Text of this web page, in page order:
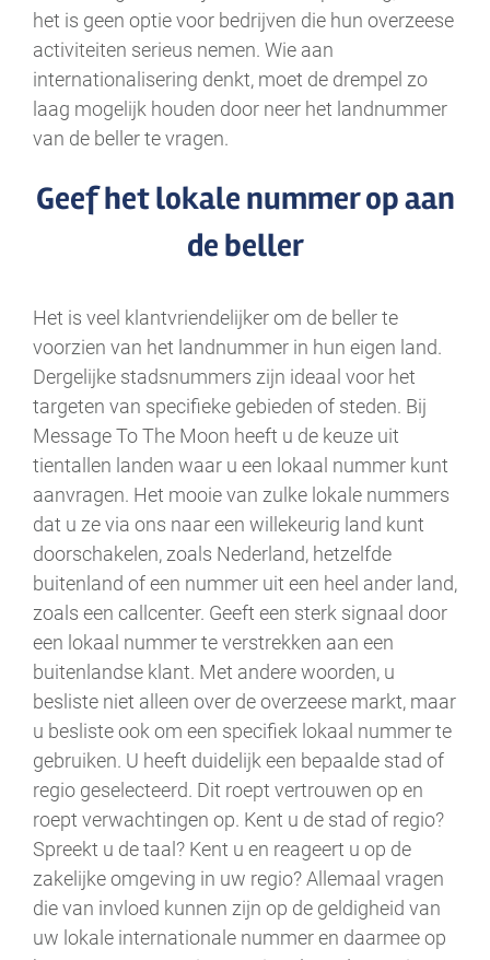
het is geen optie voor bedrijven die hun overzeese
activiteiten serieus nemen. Wie aan
internationalisering denkt, moet de drempel zo
laag mogelijk houden door neer het landnummer
van de beller te vragen.
Geef het lokale nummer op aan
de beller
Het is veel klantvriendelijker om de beller te
voorzien van het landnummer in hun eigen land.
Dergelijke stadsnummers zijn ideaal voor het
targeten van specifieke gebieden of steden. Bij
Message To The Moon heeft u de keuze uit
tientallen landen waar u een lokaal nummer kunt
aanvragen. Het mooie van zulke lokale nummers
dat u ze via ons naar een willekeurig land kunt
doorschakelen, zoals Nederland, hetzelfde
buitenland of een nummer uit een heel ander land,
zoals een callcenter. Geeft een sterk signaal door
een lokaal nummer te verstrekken aan een
buitenlandse klant. Met andere woorden, u
besliste niet alleen over de overzeese markt, maar
u besliste ook om een specifiek lokaal nummer te
gebruiken. U heeft duidelijk een bepaalde stad of
regio geselecteerd. Dit roept vertrouwen op en
roept verwachtingen op. Kent u de stad of regio?
Spreekt u de taal? Kent u en reageert u op de
zakelijke omgeving in uw regio? Allemaal vragen
die van invloed kunnen zijn op de geldigheid van
uw lokale internationale nummer en daarmee op